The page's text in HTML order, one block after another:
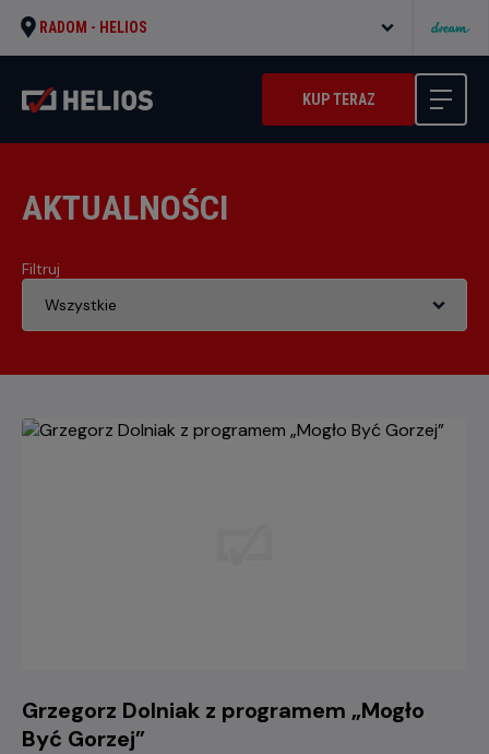
RADOM - HELIOS
KUP TERAZ
AKTUALNOŚCI
Filtruj
Grzegorz Dolniak z programem „Mogło
Być Gorzej”